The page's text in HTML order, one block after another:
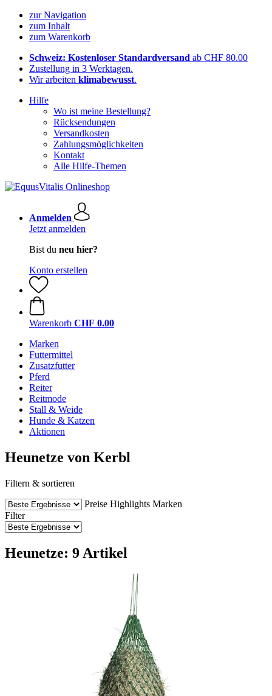
zur Navigation
zum Inhalt
zum Warenkorb
Schweiz: Kostenloser Standardversand ab CHF 80.00
Zustellung in 3 Werktagen.
Wir arbeiten klimabewusst.
Hilfe
Wo ist meine Bestellung?
Rücksendungen
Versandkosten
Zahlungsmöglichkeiten
Kontakt
Alle Hilfe-Themen
Anmelden
Jetzt anmelden
Bist du neu hier?
Konto erstellen
Warenkorb CHF 0.00
Marken
Futtermittel
Zusatzfutter
Pferd
Reiter
Reitmode
Stall & Weide
Hunde & Katzen
Aktionen
Heunetze von Kerbl
Filtern & sortieren
Preise Highlights Marken
Filter
Heunetze: 9 Artikel